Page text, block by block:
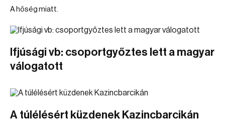
A hőség miatt.
Ifjúsági vb: csoportgyőztes lett a magyar
válogatott
A túlélésért küzdenek Kazincbarcikán